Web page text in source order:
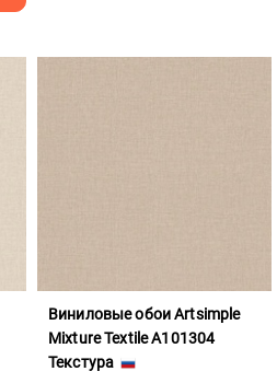
Виниловые обои Artsimple
Mixture Textile A101304
Текстура